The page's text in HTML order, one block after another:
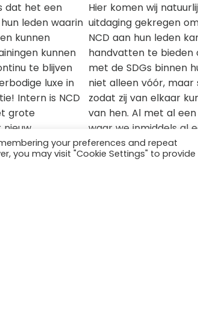
dat het een
leden waarin
kunnen
kunnen
te blijven
luxe in
Intern is NCD
grote
nieuw
imago
voor grote
Hier komen wij
uitdaging gekregen
NCD aan hun leden
handvatten te
met de SDGs binnen
niet alleen vóór, maar
zodat zij van elkaar
van hen. Al met al
waar we inmiddels al
maken zijn. Waar we
de foto kunt zien, is
your preferences and repeat
you may visit "Cookie Settings" to provide